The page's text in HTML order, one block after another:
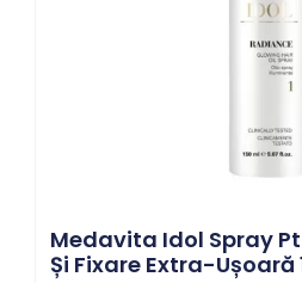
Medavita Idol Spray
Și Fixare Extra-Ușoară